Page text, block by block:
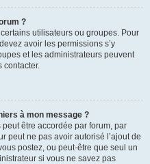
?
utilisateurs ou groupes. Pour
avoir les permissions s’y
et les administrateurs peuvent
contacter.
à mon message ?
être accordée par forum, par
peut ne pas avoir autorisé l’ajout de
postez, ou peut-être que seul un
si vous ne savez pas